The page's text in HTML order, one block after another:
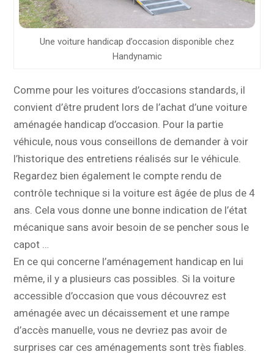
Une voiture handicap d’occasion disponible chez
Handynamic
Comme pour les voitures d’occasions standards, il
convient d’être prudent lors de l’achat d’une voiture
aménagée handicap d’occasion. Pour la partie
véhicule, nous vous conseillons de demander à voir
l’historique des entretiens réalisés sur le véhicule.
Regardez bien également le compte rendu de
contrôle technique si la voiture est âgée de plus de 4
ans. Cela vous donne une bonne indication de l’état
mécanique sans avoir besoin de se pencher sous le
capot …
En ce qui concerne l’aménagement handicap en lui
même, il y a plusieurs cas possibles. Si la voiture
accessible d’occasion que vous découvrez est
aménagée avec un décaissement et une rampe
d’accès manuelle, vous ne devriez pas avoir de
surprises car ces aménagements sont très fiables.